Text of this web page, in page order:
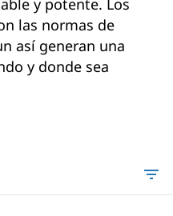
y potente. Los
las normas de
así generan una
y donde sea
filter_list